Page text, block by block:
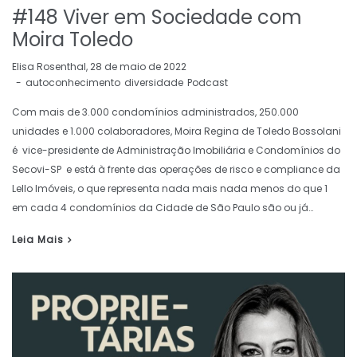
#148 Viver em Sociedade com
Moira Toledo
by
Elisa Rosenthal 28 de maio de 2022
autoconhecimento diversidade Podcast
Com mais de 3.000 condomínios administrados, 250.000
unidades e 1.000 colaboradores, Moira Regina de Toledo Bossolani
é vice-presidente de Administração Imobiliária e Condomínios do
Secovi-SP e está à frente das operações de risco e compliance da
Lello Imóveis, o que representa nada mais nada menos do que 1
em cada 4 condomínios da Cidade de São Paulo são ou já…
Leia Mais